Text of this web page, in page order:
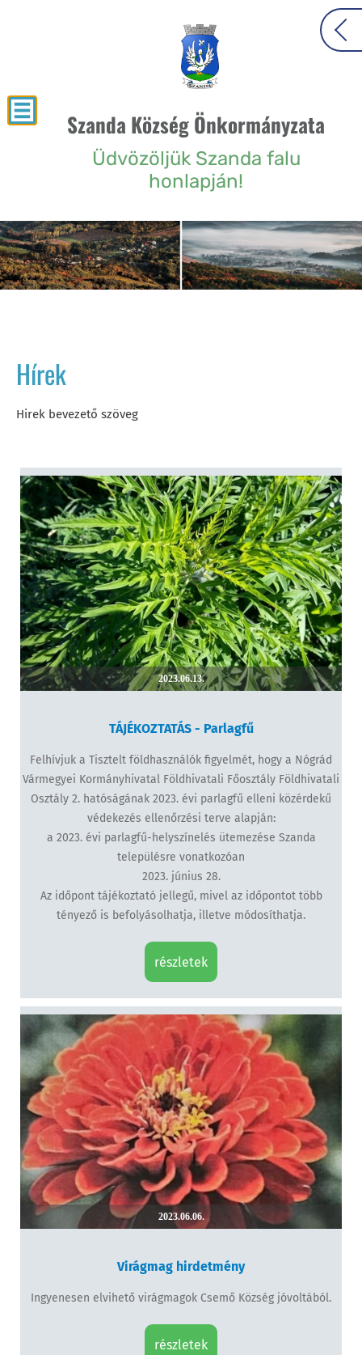
Szanda Község Önkormányzata
Üdvözöljük Szanda falu
honlapján!
Hírek
Hirek bevezető szöveg
2023.06.13.
TÁJÉKOZTATÁS - Parlagfű
Felhívjuk a Tisztelt földhasználók figyelmét, hogy a Nógrád
Vármegyei Kormányhivatal Földhivatali Főosztály Földhivatali
Osztály 2. hatóságának 2023. évi parlagfű elleni közérdekű
védekezés ellenőrzési terve alapján:
a 2023. évi parlagfű-helyszínelés ütemezése Szanda
településre vonatkozóan
2023. június 28.
Az időpont tájékoztató jellegű, mivel az időpontot több
tényező is befolyásolhatja, illetve módosíthatja.
részletek
2023.06.06.
Virágmag hirdetmény
Ingyenesen elvihető virágmagok Csemő Község jóvoltából.
részletek